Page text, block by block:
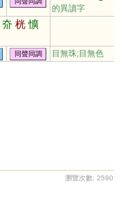
的異讀字
夼 桄 懭
同聲同調 目無珠;目無色
瀏覽次數: 2590